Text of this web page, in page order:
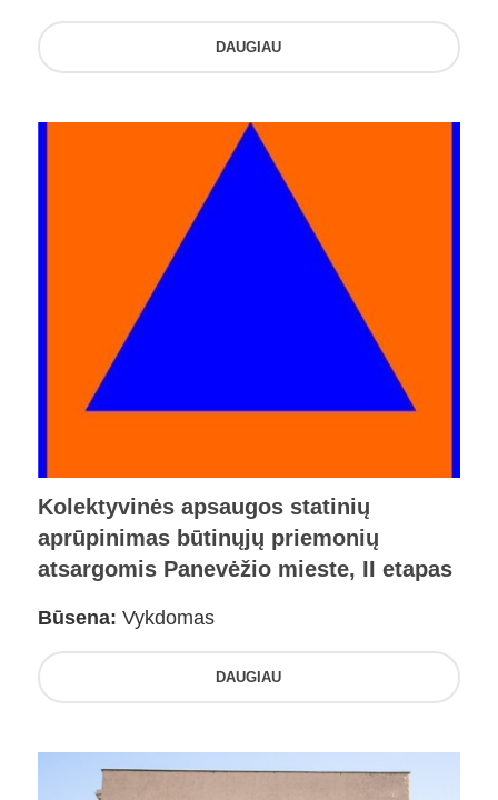
DAUGIAU
Kolektyvinės apsaugos statinių
aprūpinimas būtinųjų priemonių
atsargomis Panevėžio mieste, II etapas
Būsena: Vykdomas
DAUGIAU